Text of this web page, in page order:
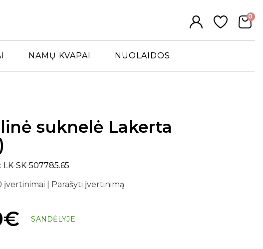
0
NAMŲ KVAPAI NUOLAIDOS
suknelė Lakerta
SK-507785.65
įvertinimai
Parašyti įvertinimą
SANDĖLYJE